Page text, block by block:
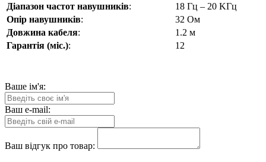
Діапазон частот навушників:
18 Гц – 20 KГц
Опір навушників:
32 Ом
Довжина кабеля:
1.2 м
Гарантія (міс.): 12
Ваше ім'я:
Ваш e-mail:
Ваш відгук про товар: